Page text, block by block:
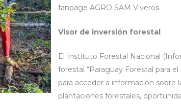
fanpage AGRO SAM Viveros.
Visor de inversión forestal
El Instituto Forestal Nacional
forestal “Paraguay Forestal para
para acceder a información sobre
plantaciones forestales,